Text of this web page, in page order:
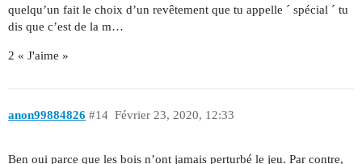
quelqu’un fait le choix d’un revêtement que tu appelle ´ spécial ´ tu
dis que c’est de la m…
2 « J'aime »
anon99884826 Février 23, 2020, 12:33
#14
Ben oui parce que les bois n’ont jamais perturbé le jeu. Par contre,